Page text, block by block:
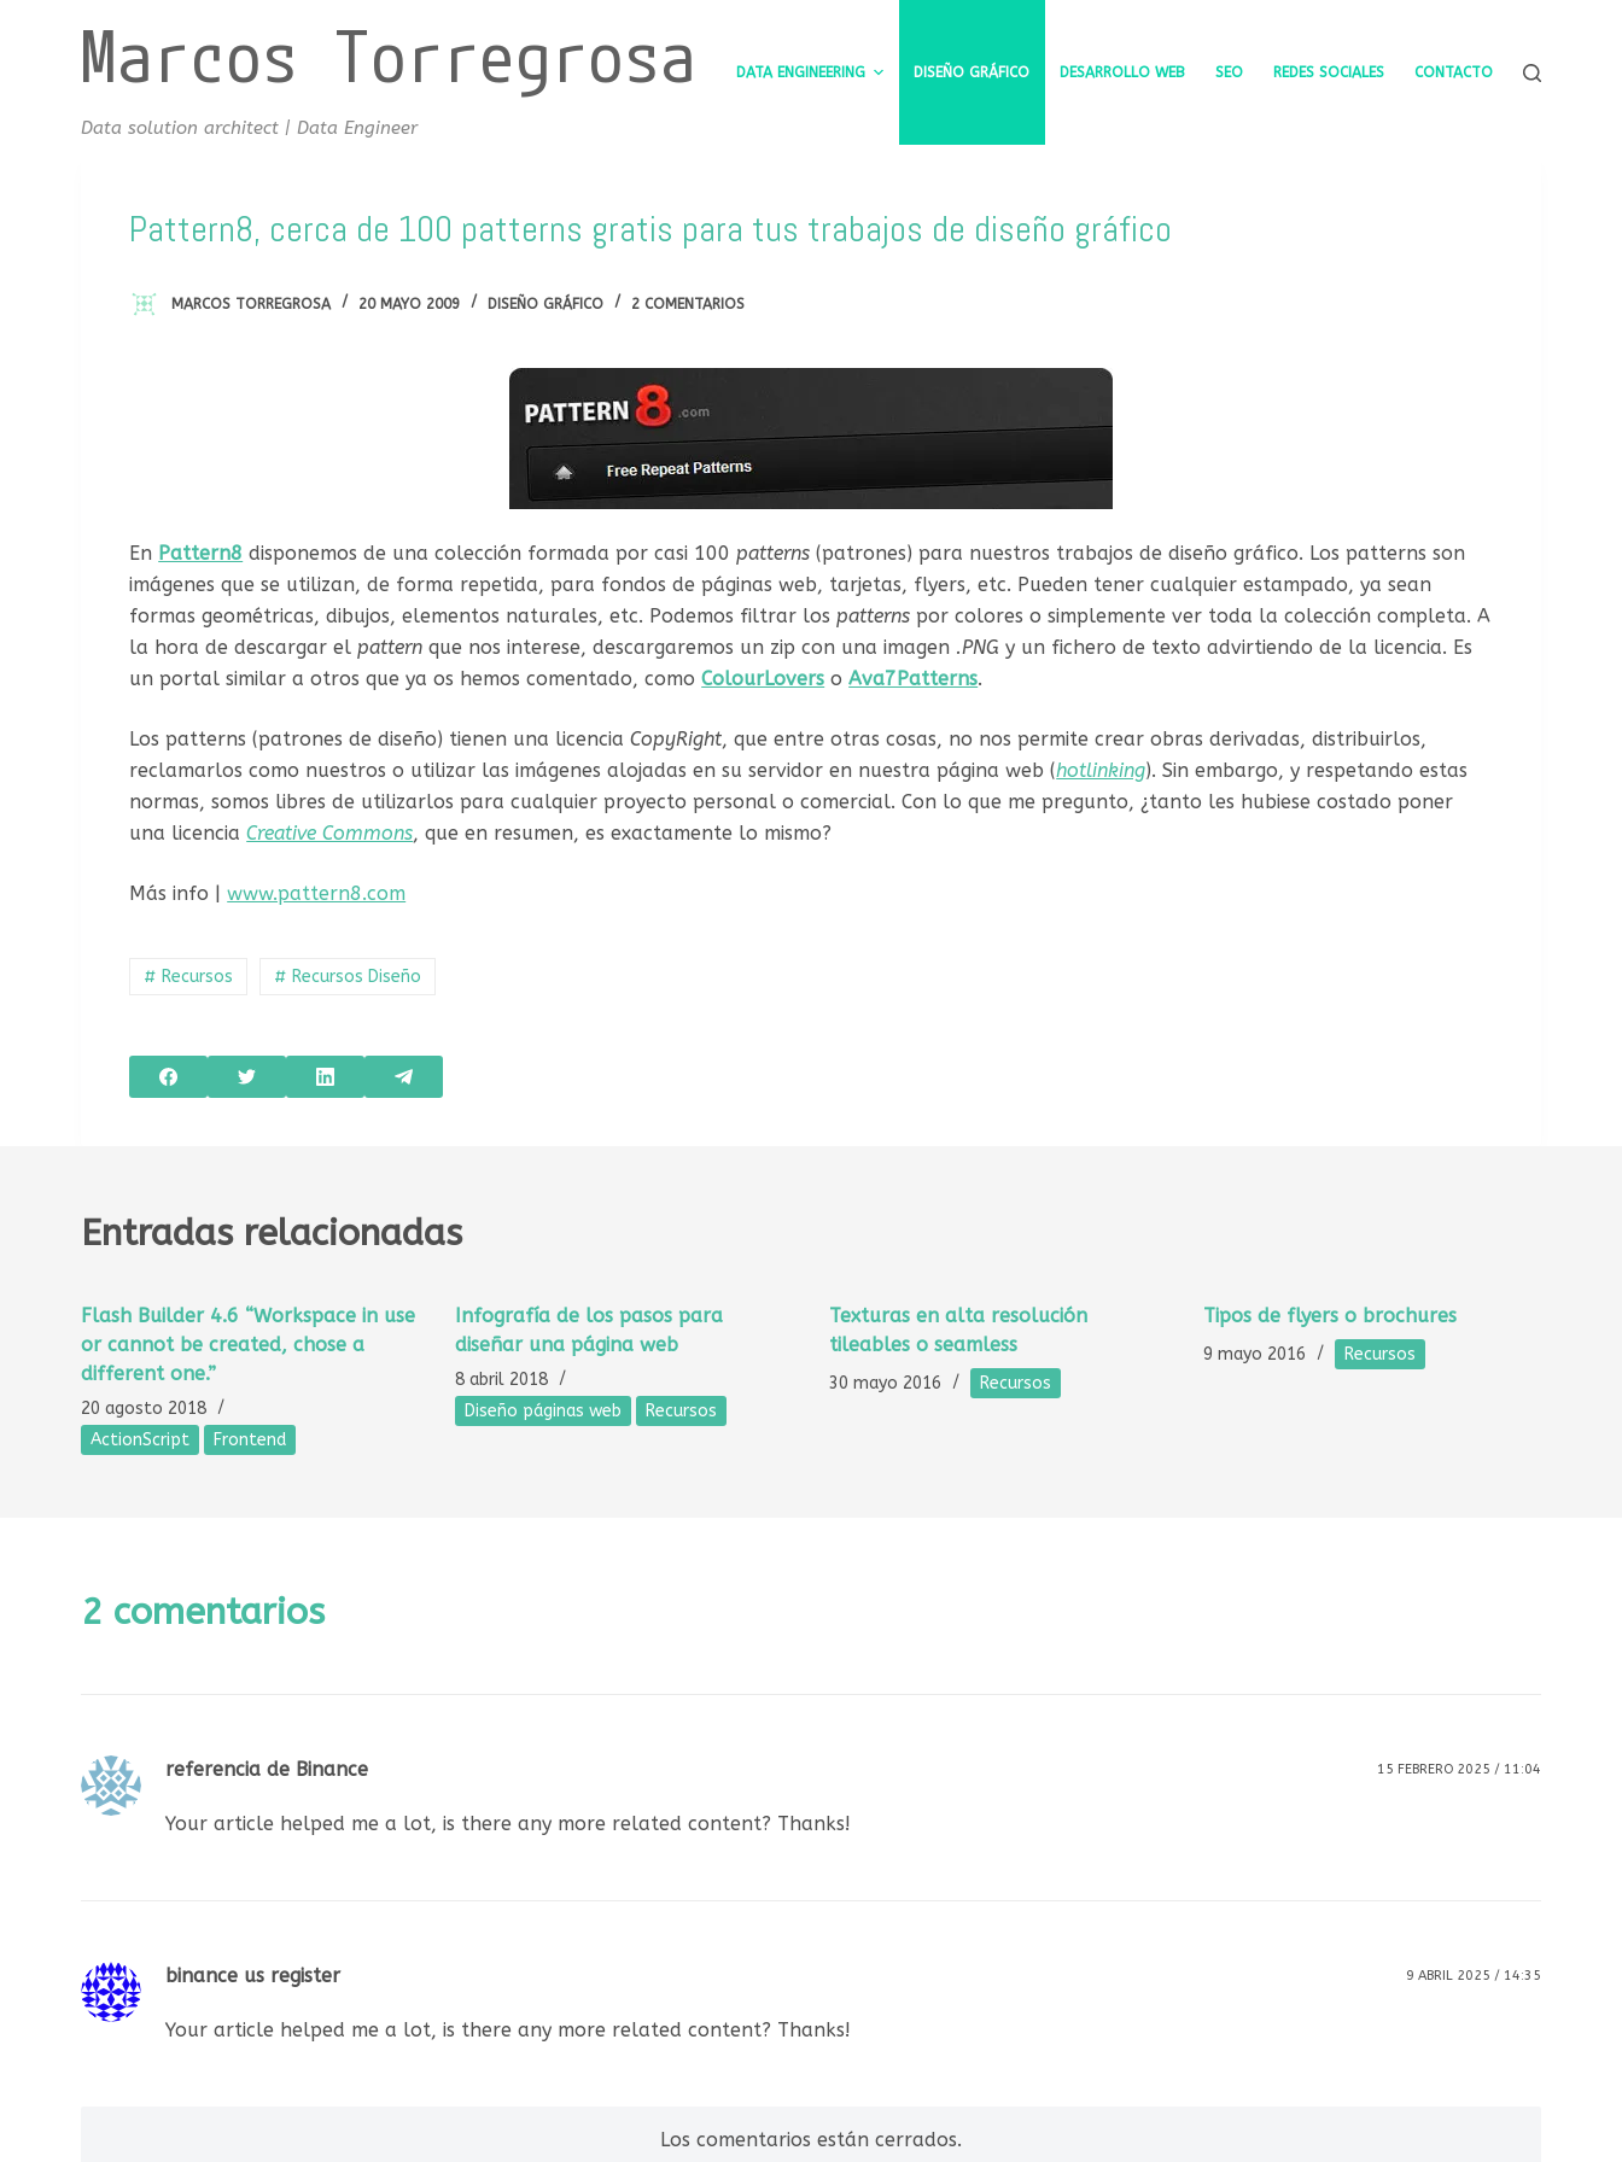
Marcos Torregrosa
Data solution architect | Data Engineer
DATA ENGINEERING DISEÑO GRÁFICO DESARROLLO WEB SEO REDES SOCIALES CONTACTO
Pattern8, cerca de 100 patterns gratis para tus trabajos de diseño gráfico
MARCOS TORREGROSA 20 MAYO 2009 DISEÑO GRÁFICO 2 COMENTARIOS
En Pattern8 disponemos de una colección formada por casi 100patterns(patrones) para nuestros trabajos de diseño gráfico. Los patterns son
imágenes que se utilizan, de forma repetida, para fondos de páginas web, tarjetas, flyers, etc. Pueden tener cualquier estampado, ya sean
formas geométricas, dibujos, elementos naturales, etc. Podemos filtrar lospatterns por colores o simplemente ver toda la colección completa. A
la hora de descargar elpattern que nos interese, descargaremos un zip con una imagen .PNG y un fichero de texto advirtiendo de la licencia. Es
un portal similar a otros que ya os hemos comentado, comoColourLovers oAva7Patterns.
Los patterns (patrones de diseño) tienen una licenciaCopyRight, que entre otras cosas, no nos permite crear obras derivadas, distribuirlos,
reclamarlos como nuestros o utilizar las imágenes alojadas en su servidor en nuestra página web (hotlinking). Sin embargo, y respetando estas
normas, somos libres de utilizarlos para cualquier proyecto personal o comercial. Con lo que me pregunto, ¿tanto les hubiese costado poner
una licenciaCreative Commons, que en resumen, es exactamente lo mismo?
Más info |www.pattern8.com
# Recursos # Recursos Diseño
Entradas relacionadas
Flash Builder 4.6 “Workspace in use
or cannot be created, chose a
different one.”
20 agosto 2018
ActionScript
Frontend
Infografía de los pasos para
diseñar una página web
8 abril 2018
Diseño páginas web
Recursos
Texturas en alta resolución
tileables o seamless
30 mayo 2016 Recursos
Tipos de flyers o brochures
9 mayo 2016 Recursos
2 comentarios
referencia de Binance 15 FEBRERO 2025 / 11:04
Your article helped me a lot, is there any more related content? Thanks!
binance us register 9 ABRIL 2025 / 14:35
Your article helped me a lot, is there any more related content? Thanks!
Los comentarios están cerrados.